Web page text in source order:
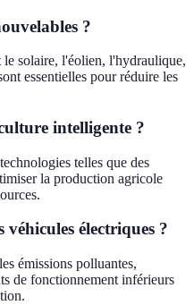
?
le solaire, l'éolien, l'hydraulique,
essentielles pour réduire les
intelligente ?
telles que des
la production agricole
véhicules électriques ?
émissions polluantes,
de fonctionnement inférieurs